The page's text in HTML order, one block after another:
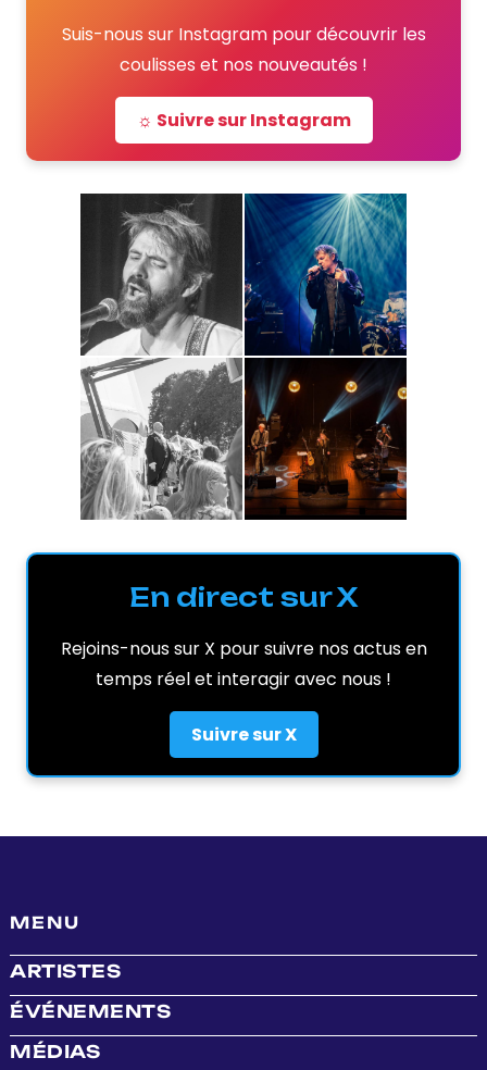
Suis-nous sur Instagram pour découvrir les
coulisses et nos nouveautés !
☼ Suivre sur Instagram
En direct sur X
Rejoins-nous sur X pour suivre nos actus en
temps réel et interagir avec nous !
Suivre sur X
MENU
ARTISTES
ÉVÉNEMENTS
MÉDIAS